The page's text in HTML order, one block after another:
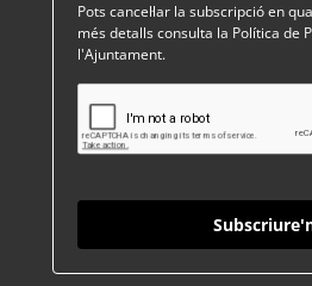
Pots cancel·lar la subscripció en
més detalls consulta la Política de
l'Ajuntament.